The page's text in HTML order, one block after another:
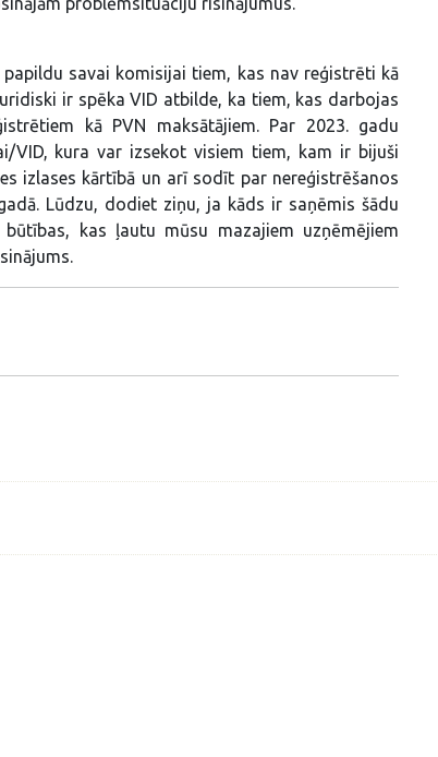
savai komisijai tiem, kas nav reģistrēti kā
ir spēka VID atbilde, ka tiem, kas darbojas
kā PVN maksātājiem. Par 2023. gadu
VID, kura var izsekot visiem tiem, kam ir bijuši
izlases kārtībā un arī sodīt par nereģistrēšanos
Lūdzu, dodiet ziņu, ja kāds ir saņēmis šādu
kas ļautu mūsu mazajiem uzņēmējiem